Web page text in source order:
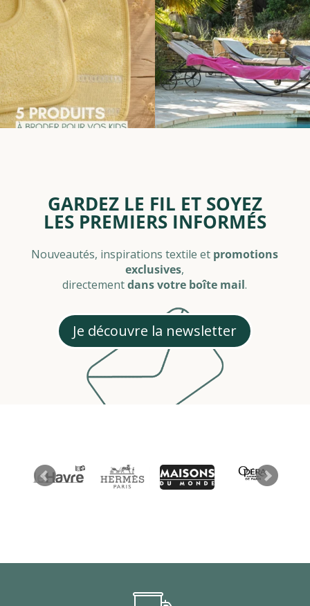
GARDEZ LE FIL ET SOYEZ
LES PREMIERS INFORMÉS
Nouveautés, inspirations textile et promotions
exclusives,
directementdans votre boîte mail.
Je découvre la newsletter